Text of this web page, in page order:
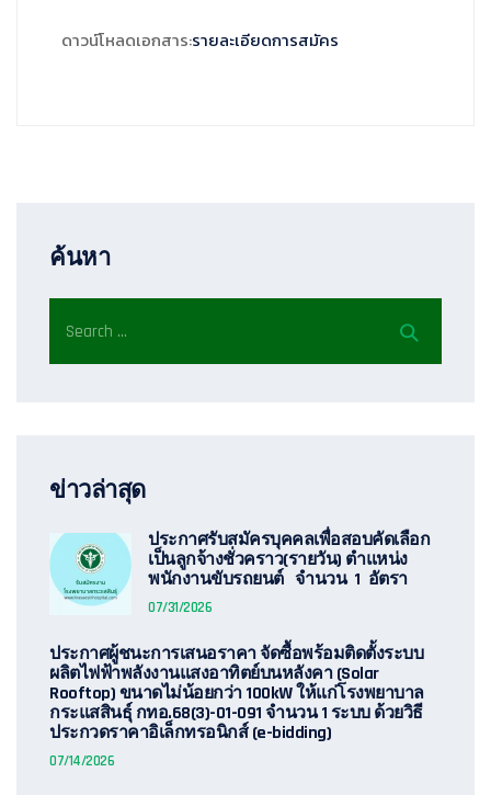
ดาวน์โหลดเอกสาร:รายละเอียดการสมัคร
ค้นหา
ข่าวล่าสุด
ประกาศรับสมัครบุคคลเพื่อสอบคัดเลือก
เป็นลูกจ้างชั่วคราว(รายวัน) ตำแหน่ง
พนักงานขับรถยนต์ จำนวน 1 อัตรา
07/31/2026
ประกาศผู้ชนะการเสนอราคา จัดซื้อพร้อมติดตั้งระบบ
ผลิตไฟฟ้าพลังงานแสงอาทิตย์บนหลังคา (Solar
Rooftop) ขนาดไม่น้อยกว่า 100kW ให้แก่โรงพยาบาล
กระแสสินธุ์ กทอ.68(3)-01-091 จำนวน 1 ระบบ ด้วยวิธี
ประกวดราคาอิเล็กทรอนิกส์ (e-bidding)
07/14/2026